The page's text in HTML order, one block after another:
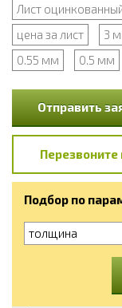
Лист
цена за лист
3
0.55 мм
0.5 мм
Отправить
Перезвоните
Подбор по
толщина